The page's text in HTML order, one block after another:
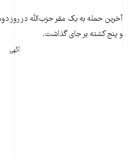
آخرين حمله به يک مقر حزب‌الله در روز
و پنج کشته بر جای گذاشت.
آگهی